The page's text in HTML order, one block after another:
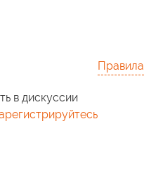
Правила
в дискуссии